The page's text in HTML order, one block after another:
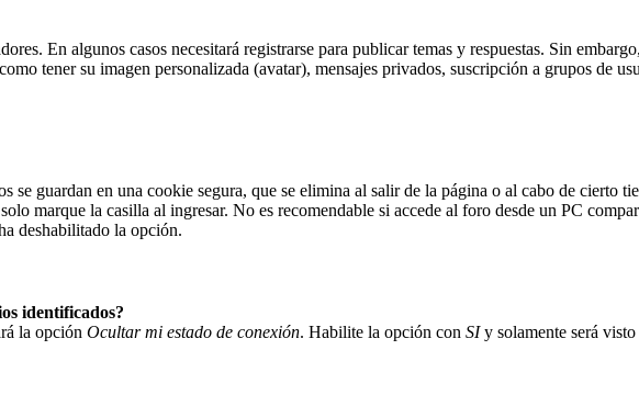
En algunos casos necesitará registrarse para publicar temas y respuestas. Sin
tener su imagen personalizada (avatar), mensajes privados, suscripción a grupos de
se guardan en una cookie segura, que se elimina al salir de la página o al cabo de cierto
marque la casilla al ingresar. No es recomendable si accede al foro desde un PC
deshabilitado la opción.
identificados?
la opción Ocultar mi estado de conexión. Habilite la opción con SIy solamente será